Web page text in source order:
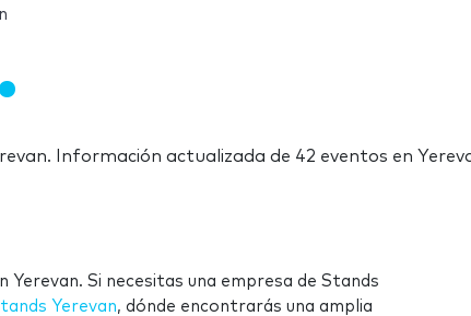
Información actualizada de 42 eventos en
Si necesitas una empresa de Stands
Yerevan, dónde encontrarás una amplia